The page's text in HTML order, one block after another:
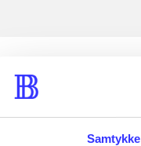
Samtykke